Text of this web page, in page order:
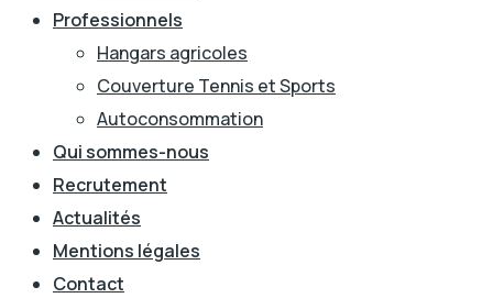
Professionnels
Hangars agricoles
Couverture Tennis et Sports
Autoconsommation
Qui sommes-nous
Recrutement
Actualités
Mentions légales
Contact